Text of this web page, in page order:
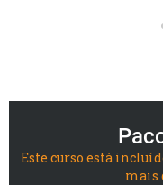
Este curso está
mais